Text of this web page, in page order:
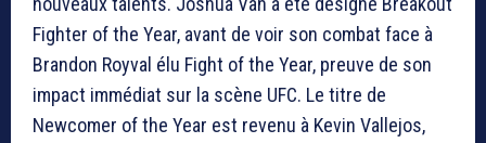
Fighter of the Year, avant de voir son combat face à
Brandon Royval élu Fight of the Year, preuve de son
impact immédiat sur la scène UFC. Le titre de
Newcomer of the Year est revenu à Kevin Vallejos,